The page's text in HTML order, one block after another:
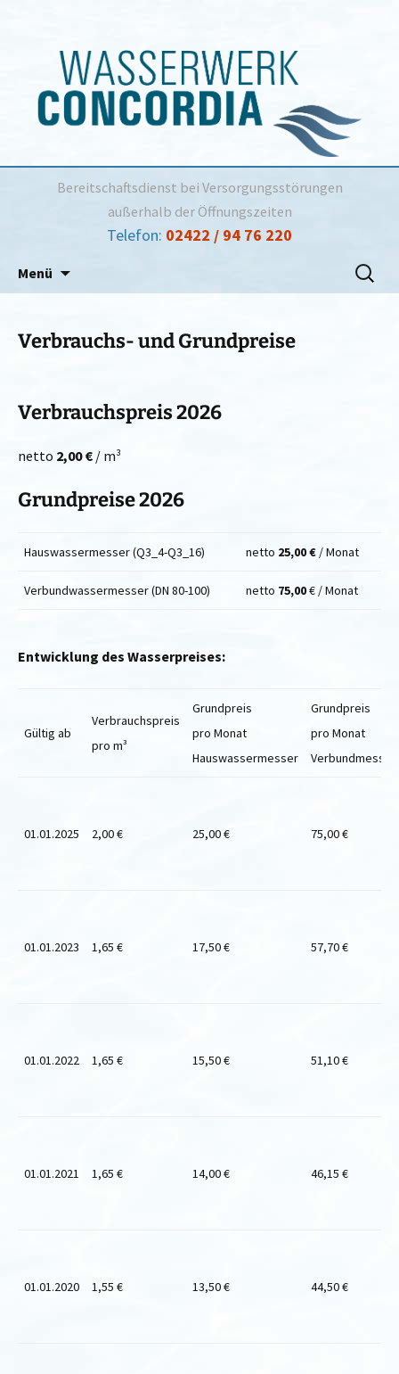
Bereitschaftsdienst bei Versorgungsstörungen
außerhalb der Öffnungszeiten
Telefon: 02422 / 94 76 220
Menü
Suchen
nach:
Verbrauchs- und Grundpreise
Verbrauchspreis 2026
netto 2,00 € / m³
Grundpreise 2026
Hauswassermesser (Q3_4-Q3_16) netto 25,00 € / Monat
Verbundwassermesser (DN 80-100) netto 75,00€ / Monat
Entwicklung des Wasserpreises:
Gültig ab
Verbrauchspreis
pro m³
Grundpreis
pro Monat
Hauswassermesser
Grundpreis
pro Monat
Verbundmesser
01.01.2025 2,00 € 25,00 € 75,00 €
01.01.2023 1,65 € 17,50 € 57,70 €
01.01.2022 1,65 € 15,50 € 51,10 €
01.01.2021 1,65 € 14,00 € 46,15 €
01.01.2020 1,55 € 13,50 € 44,50 €